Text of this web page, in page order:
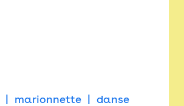
marionnette danse